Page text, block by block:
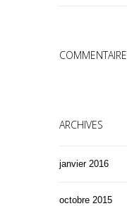
ARCHIVES
janvier 2016
octobre 2015